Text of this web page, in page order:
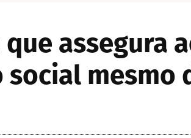
assegura
mesmo